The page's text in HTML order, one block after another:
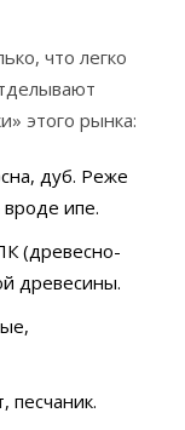
что легко
этого рынка:
дуб. Реже
вроде ипе.
(древесно-
древесины.
песчаник.